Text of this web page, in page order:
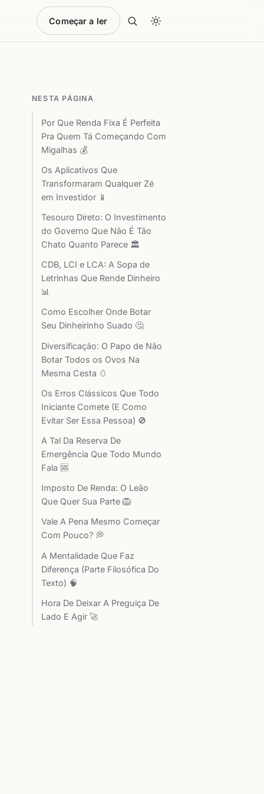
Começar a ler
NESTA PÁGINA
Por Que Renda Fixa É Perfeita
Pra Quem Tá Começando Com
Migalhas 💰
Os Aplicativos Que
Transformaram Qualquer Zé
em Investidor 📱
Tesouro Direto: O Investimento
do Governo Que Não É Tão
Chato Quanto Parece 🏛️
CDB, LCI e LCA: A Sopa de
Letrinhas Que Rende Dinheiro
📊
Como Escolher Onde Botar
Seu Dinheirinho Suado 🤔
Diversificação: O Papo de Não
Botar Todos os Ovos Na
Mesma Cesta 🥚
Os Erros Clássicos Que Todo
Iniciante Comete (E Como
Evitar Ser Essa Pessoa) 🚫
A Tal Da Reserva De
Emergência Que Todo Mundo
Fala 🆘
Imposto De Renda: O Leão
Que Quer Sua Parte 🦁
Vale A Pena Mesmo Começar
Com Pouco? 💭
A Mentalidade Que Faz
Diferença (Parte Filosófica Do
Texto) 🧠
Hora De Deixar A Preguiça De
Lado E Agir 🚀